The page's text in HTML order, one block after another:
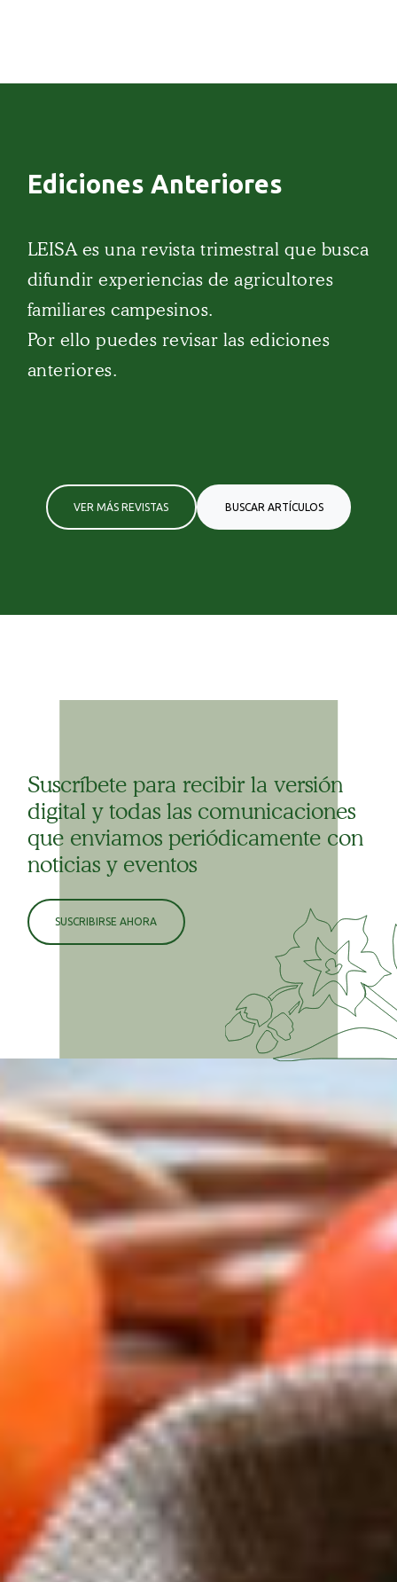
Ediciones Anteriores
LEISA es una revista trimestral que busca
difundir experiencias de agricultores
familiares campesinos.
Por ello puedes revisar las ediciones
anteriores.
VER MÁS REVISTAS BUSCAR ARTÍCULOS
Suscríbete para recibir la versión
digital y todas las comunicaciones
que enviamos periódicamente con
noticias y eventos
SUSCRIBIRSE AHORA